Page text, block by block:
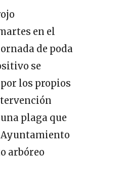
en el
de poda
se
los propios
plaga que
Ayuntamiento
arbóreo